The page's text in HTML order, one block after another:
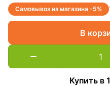
Самовывоз из магазина -5%
В
Купить в